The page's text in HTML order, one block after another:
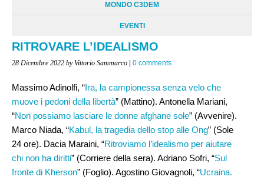
MONDO C3DEM
EVENTI
RITROVARE L’IDEALISMO
28 Dicembre 2022 by Vittorio Sammarco | 0 comments
Massimo Adinolfi, “Ira, la campionessa senza velo che
muove i pedoni della libertà” (Mattino). Antonella Mariani,
“Non possiamo lasciare le donne afghane sole” (Avvenire).
Marco Niada, “Kabul, la tragedia dello stop alle Ong” (Sole
24 ore). Dacia Maraini, “Ritroviamo l’idealismo per aiutare
chi non ha diritti” (Corriere della sera). Adriano Sofri, “Sul
fronte di Kherson” (Foglio). Agostino Giovagnoli, “Ucraina.